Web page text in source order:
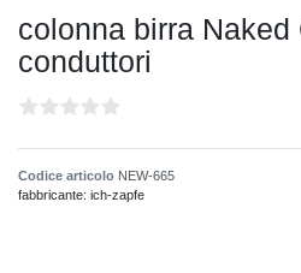
colonna birra Naked
conduttori
Codice articolo NEW-665
fabbricante: ich-zapfe